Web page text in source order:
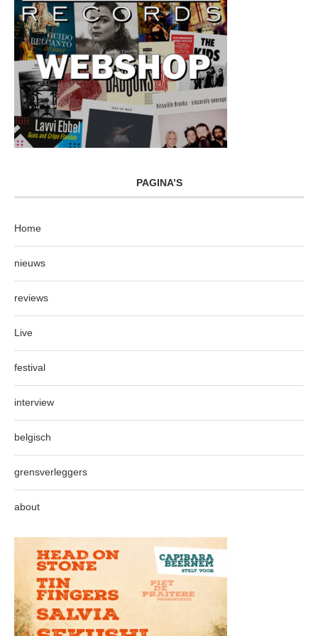
PAGINA’S
Home
nieuws
reviews
Live
festival
interview
belgisch
grensverleggers
about